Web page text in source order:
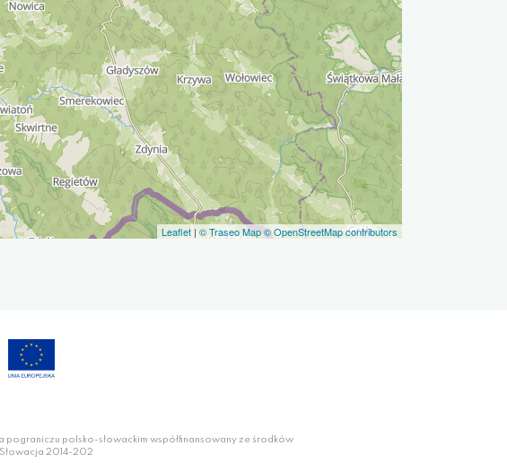
Leaflet | © Traseo Map© OpenStreetMap contributors
polsko-słowackim współfinansowany ze środków
2014-202